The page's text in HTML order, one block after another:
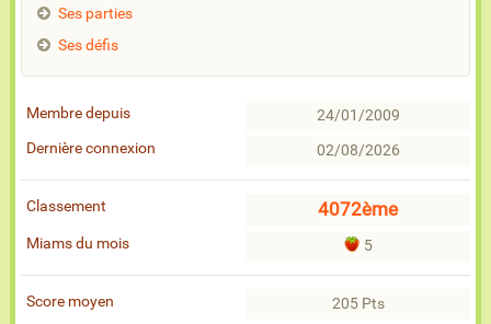
Ses parties
Ses défis
Membre depuis
24/01/2009
Dernière connexion
02/08/2026
Classement 4072ème
Miams du mois 5
Score moyen
205 Pts